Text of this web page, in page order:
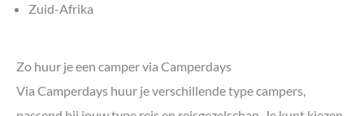
Zuid-Afrika
Zo huur je een camper via Camperdays
Via Camperdays huur je verschillende type campers,